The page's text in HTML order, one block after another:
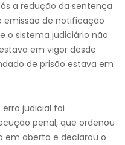
a redução da sentença
emissão de notificação
o sistema judiciário não
em vigor desde
de prisão estava em
judicial foi
penal, que ordenou
em aberto e declarou o